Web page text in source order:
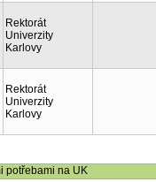
Rektorát
Univerzity
Karlovy
Rektorát
Univerzity
Karlovy
potřebami na UK